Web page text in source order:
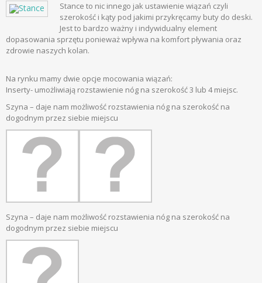
Stance to nic innego jak ustawienie wiązań czyli
szerokość i kąty pod jakimi przykręcamy buty do deski.
Jest to bardzo ważny i indywidualny element
dopasowania sprzętu ponieważ wpływa na komfort pływania oraz
zdrowie naszych kolan.
Na rynku mamy dwie opcje mocowania wiązań:
Inserty- umożliwiają rozstawienie nóg na szerokość 3 lub 4 miejsc.
Szyna – daje nam możliwość rozstawienia nóg na szerokość na
dogodnym przez siebie miejscu
Szyna – daje nam możliwość rozstawienia nóg na szerokość na
dogodnym przez siebie miejscu